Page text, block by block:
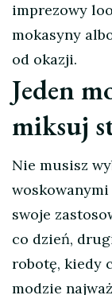
imprezowy
mokasyny
od okazji.
Jeden
miksuj
Nie musisz
swoje
co dzień,
robotę, kiedy
modzie